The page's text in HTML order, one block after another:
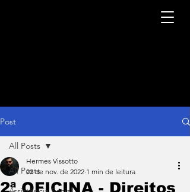
Post
All Posts
All Posts
2ª OFICINA - Direitos
Hermes Vissotto
22 de nov. de 2022 1 min de leitura